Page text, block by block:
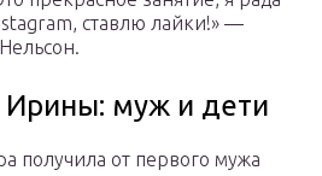
ставлю лайки!» —
Ирины: муж и дети
получила от первого мужа